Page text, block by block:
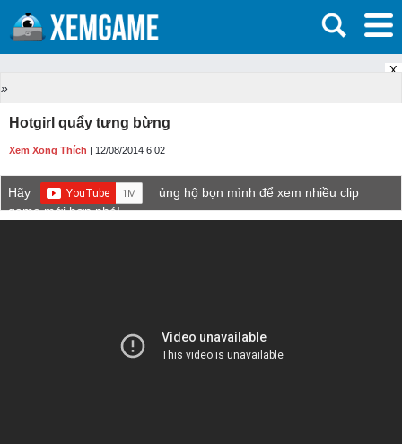
X
»
Hotgirl quẩy tưng bừng
Xem Xong Thích | 12/08/2014 6:02
Hãy
ủng hộ bọn mình để xem nhiều clip
game mới hơn nhé!